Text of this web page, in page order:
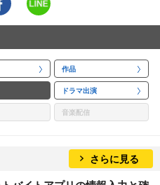
作品
ドラマ出演
音楽配信
さらに見る